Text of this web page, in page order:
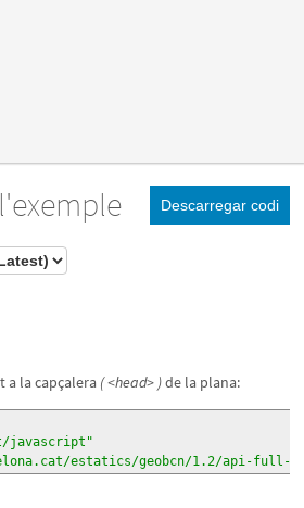
Descarregar codi
a la capçalera ( <head> )de la plana:
javascript"
estatics/geobcn/1.2/api-full-